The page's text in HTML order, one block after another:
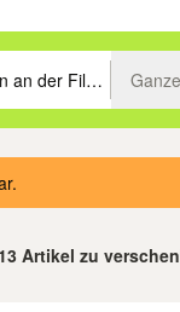
Pfeiltasten nach
eingeben.
Artikel zu